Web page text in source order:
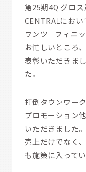
第25期4Q グロ
CENTRALにおい
ワンツーフィニ
お忙しいところ
表彰いただきま
た。
打倒タウンワー
プロモーション
いただきました。
売上だけでなく
も施策に入って